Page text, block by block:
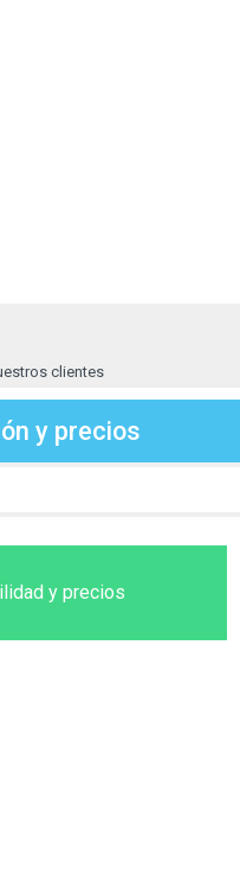
clientes
y precios
y precios